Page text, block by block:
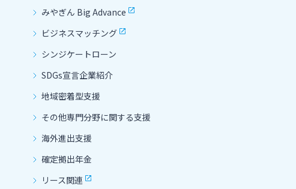
みやぎん Big Advance
ビジネスマッチング
シンジケートローン
SDGs宣言企業紹介
地域密着型支援
その他専門分野に関する支援
海外進出支援
確定拠出年金
リース関連